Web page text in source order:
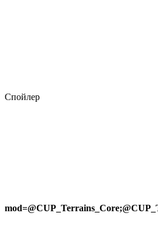
Спойлер